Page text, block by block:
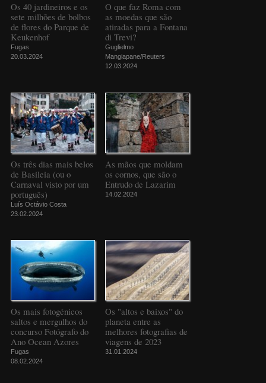
Os 40 jardineiros e os
sete milhões de bolbos
de flores do Parque de
Keukenhof
Fugas
20.03.2024
O que faz Roma com
as moedas que são
atiradas para a Fontana
di Trevi?
Guglielmo
Mangiapane/Reuters
12.03.2024
Os três dias mais belos
de Basileia (ou o
Carnaval visto por um
português)
Luís Octávio Costa
23.02.2024
As mãos que moldam
os cornos, que são o
Entrudo de Lazarim
14.02.2024
Os mais fotogénicos
saltos e mergulhos do
concurso Fotógrafo do
Ano Ocean Azores
Fugas
08.02.2024
Os "altos e baixos" do
planeta entre as
melhores fotografias de
viagens de 2023
31.01.2024